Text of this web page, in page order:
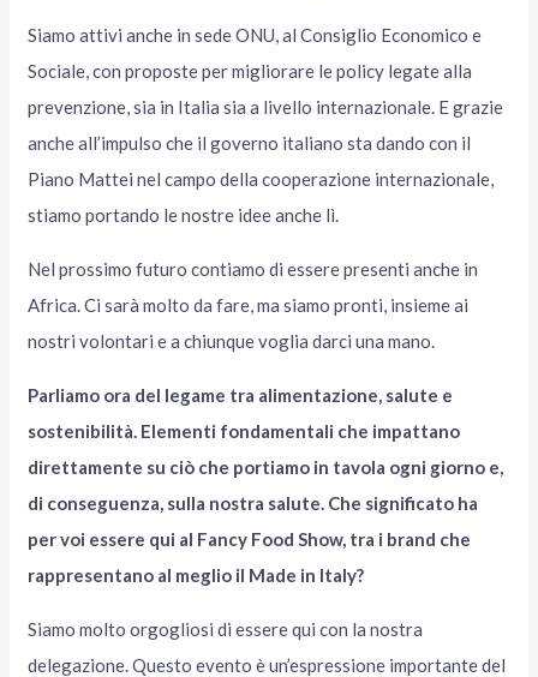
Siamo attivi anche in sede ONU, al Consiglio Economico e
Sociale, con proposte per migliorare le policy legate alla
prevenzione, sia in Italia sia a livello internazionale. E grazie
anche all’impulso che il governo italiano sta dando con il
Piano Mattei nel campo della cooperazione internazionale,
stiamo portando le nostre idee anche lì.
Nel prossimo futuro contiamo di essere presenti anche in
Africa. Ci sarà molto da fare, ma siamo pronti, insieme ai
nostri volontari e a chiunque voglia darci una mano.
Parliamo ora del legame tra alimentazione, salute e
sostenibilità. Elementi fondamentali che impattano
direttamente su ciò che portiamo in tavola ogni giorno e,
di conseguenza, sulla nostra salute. Che significato ha
per voi essere qui al Fancy Food Show, tra i brand che
rappresentano al meglio il Made in Italy?
Siamo molto orgogliosi di essere qui con la nostra
delegazione. Questo evento è un’espressione importante del